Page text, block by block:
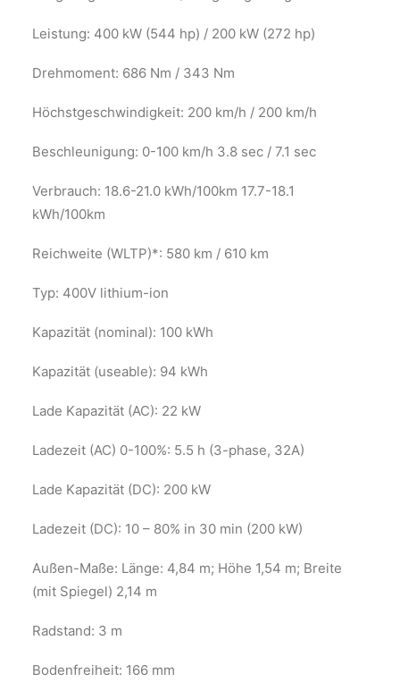
Leistung: 400 kW (544 hp) / 200 kW (272 hp)
Drehmoment: 686 Nm / 343 Nm
Höchstgeschwindigkeit: 200 km/h / 200 km/h
Beschleunigung: 0-100 km/h 3.8 sec / 7.1 sec
Verbrauch: 18.6-21.0 kWh/100km 17.7-18.1
kWh/100km
Reichweite (WLTP)*: 580 km / 610 km
Typ: 400V lithium-ion
Kapazität (nominal): 100 kWh
Kapazität (useable): 94 kWh
Lade Kapazität (AC): 22 kW
Ladezeit (AC) 0-100%: 5.5 h (3-phase, 32A)
Lade Kapazität (DC): 200 kW
Ladezeit (DC): 10 – 80% in 30 min (200 kW)
Außen-Maße: Länge: 4,84 m; Höhe 1,54 m; Breite
(mit Spiegel) 2,14 m
Radstand: 3 m
Bodenfreiheit: 166 mm